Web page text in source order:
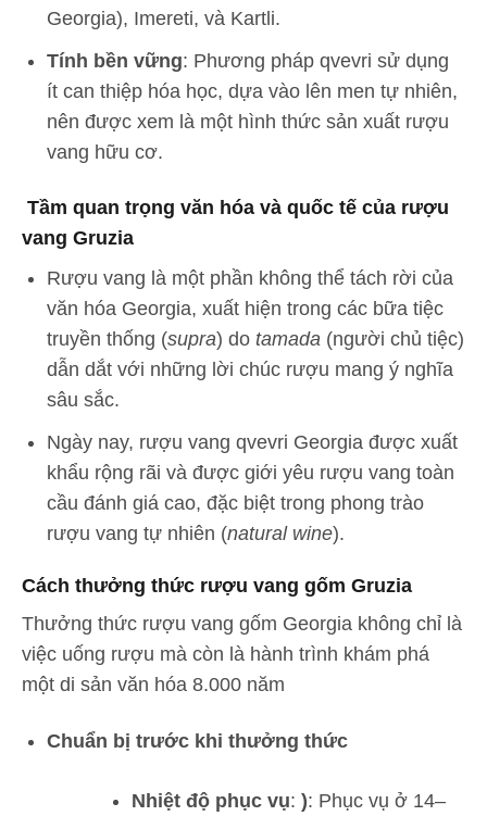
Georgia), Imereti, và Kartli.
Tính bền vững: Phương pháp qvevri sử dụng
ít can thiệp hóa học, dựa vào lên men tự nhiên,
nên được xem là một hình thức sản xuất rượu
vang hữu cơ.
Tầm quan trọng văn hóa và quốc tế của rượu
vang Gruzia
Rượu vang là một phần không thể tách rời của
văn hóa Georgia, xuất hiện trong các bữa tiệc
truyền thống (supra) dotamada (người chủ tiệc)
dẫn dắt với những lời chúc rượu mang ý nghĩa
sâu sắc.
Ngày nay, rượu vang qvevri Georgia được xuất
khẩu rộng rãi và được giới yêu rượu vang toàn
cầu đánh giá cao, đặc biệt trong phong trào
rượu vang tự nhiên (natural wine).
Cách thưởng thức rượu vang gốm Gruzia
Thưởng thức rượu vang gốm Georgia không chỉ là
việc uống rượu mà còn là hành trình khám phá
một di sản văn hóa 8.000 năm
Chuẩn bị trước khi thưởng thức
Nhiệt độ phục vụ: ): Phục vụ ở 14–